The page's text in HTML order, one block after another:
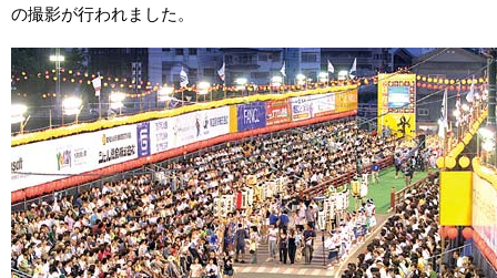
の撮影が行われました。